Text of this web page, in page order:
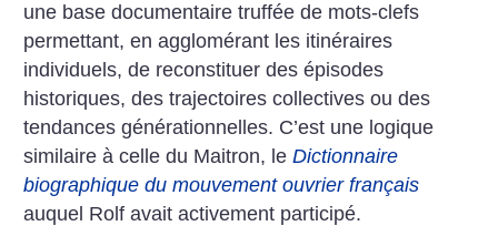
une base documentaire truffée de mots-clefs
permettant, en agglomérant les itinéraires
individuels, de reconstituer des épisodes
historiques, des trajectoires collectives ou des
tendances générationnelles. C’est une logique
similaire à celle du Maitron, leDictionnaire
biographique du mouvement ouvrier français
auquel Rolf avait activement participé.